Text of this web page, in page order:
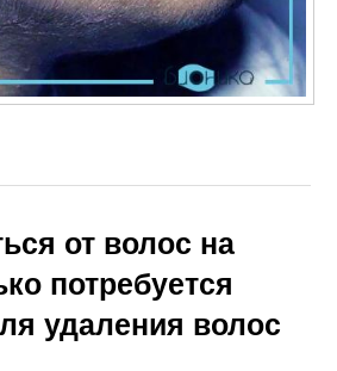
от волос на
потребуется
удаления волос